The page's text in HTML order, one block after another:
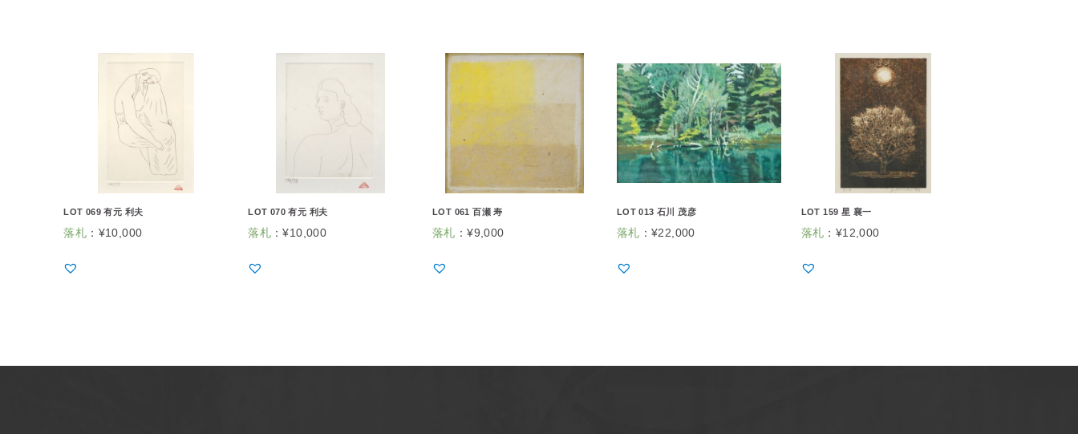
LOT 069 有元 利夫
落札 ： ¥10,000
LOT 070 有元 利夫
落札：¥10,000
LOT 061 百瀬 寿
落札 ：¥9,000
LOT 013 石川 茂彦
落札 ： ¥22,000
LOT 159 星 襄一
落札 ： ¥12,000